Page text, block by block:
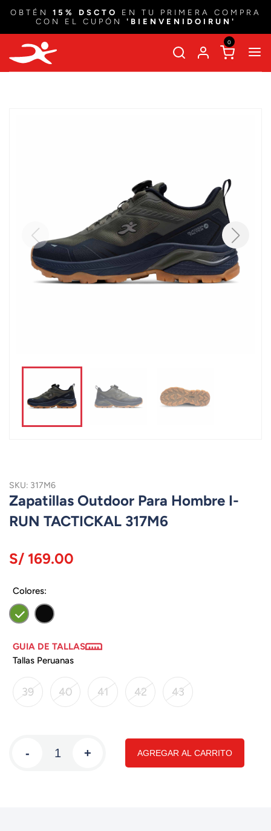
OBTÉN 15% DSCTO
EN TU PRIMERA COMPRA
CON EL CUPÓN 'BIENVENIDOIRUN'
0
SKU: 317M6
Zapatillas Outdoor Para Hombre I-
RUN TACTICKAL 317M6
S/ 169.00
Colores:
GUIA DE TALLAS
Tallas Peruanas
39 40 41 42 43
- + AGREGAR AL CARRITO